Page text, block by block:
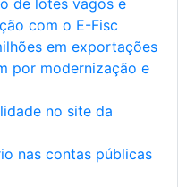
de lotes vagos e
com o E-Fisc
em exportações
por modernização e
no site da
nas contas públicas